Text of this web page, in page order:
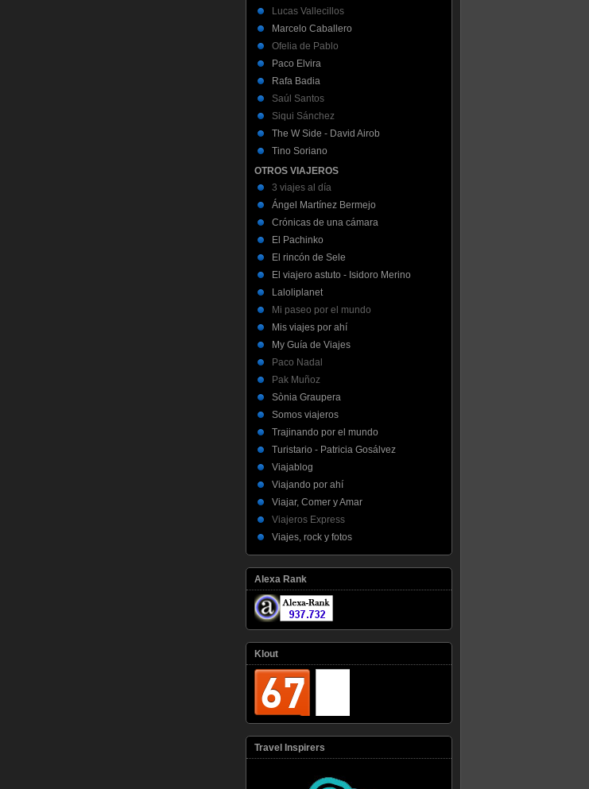
Lucas Vallecillos
Marcelo Caballero
Ofelia de Pablo
Paco Elvira
Rafa Badia
Saúl Santos
Siqui Sánchez
The W Side - David Airob
Tino Soriano
OTROS VIAJEROS
3 viajes al día
Ángel Martínez Bermejo
Crónicas de una cámara
El Pachinko
El rincón de Sele
El viajero astuto - Isidoro Merino
Laloliplanet
Mi paseo por el mundo
Mis viajes por ahí
My Guía de Viajes
Paco Nadal
Pak Muñoz
Sònia Graupera
Somos viajeros
Trajinando por el mundo
Turistario - Patricia Gosálvez
Viajablog
Viajando por ahí
Viajar, Comer y Amar
Viajeros Express
Viajes, rock y fotos
Alexa Rank
Klout
Travel Inspirers